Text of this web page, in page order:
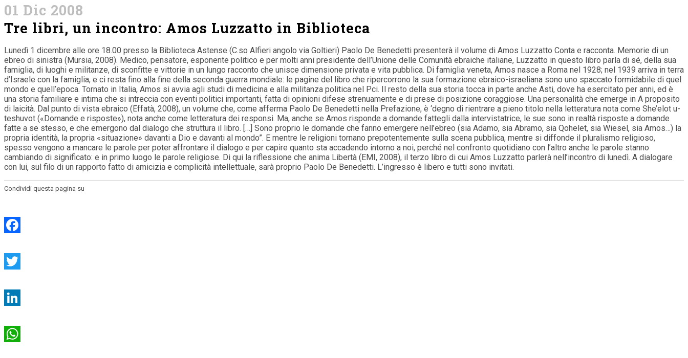
01 Dic 2008
Tre libri, un incontro: Amos Luzzatto in Biblioteca
Lunedì 1 dicembre alle ore 18.00 presso la Biblioteca Astense (C.so Alfieri angolo via Goltieri) Paolo De Benedetti presenterà il volume di Amos Luzzatto Conta e racconta. Memorie di un
ebreo di sinistra (Mursia, 2008). Medico, pensatore, esponente politico e per molti anni presidente dell’Unione delle Comunità ebraiche italiane, Luzzatto in questo libro parla di sé, della sua
famiglia, di luoghi e militanze, di sconfitte e vittorie in un lungo racconto che unisce dimensione privata e vita pubblica. Di famiglia veneta, Amos nasce a Roma nel 1928; nel 1939 arriva in terra
d’Israele con la famiglia, e ci resta fino alla fine della seconda guerra mondiale: le pagine del libro che ripercorrono la sua formazione ebraico-israeliana sono uno spaccato formidabile di quel
mondo e quell’epoca. Tornato in Italia, Amos si avvia agli studi di medicina e alla militanza politica nel Pci. Il resto della sua storia tocca in parte anche Asti, dove ha esercitato per anni, ed è
una storia familiare e intima che si intreccia con eventi politici importanti, fatta di opinioni difese strenuamente e di prese di posizione coraggiose. Una personalità che emerge in A proposito
di laicità. Dal punto di vista ebraico (Effatà, 2008), un volume che, come afferma Paolo De Benedetti nella Prefazione, è ‘degno di rientrare a pieno titolo nella letteratura nota come She’elot u-
teshuvot («Domande e risposte»), nota anche come letteratura dei responsi. Ma, anche se Amos risponde a domande fattegli dalla intervistatrice, le sue sono in realtà risposte a domande
fatte a se stesso, e che emergono dal dialogo che struttura il libro. […] Sono proprio le domande che fanno emergere nell’ebreo (sia Adamo, sia Abramo, sia Qohelet, sia Wiesel, sia Amos…) la
propria identità, la propria «situazione» davanti a Dio e davanti al mondo”. E mentre le religioni tornano prepotentemente sulla scena pubblica, mentre si diffonde il pluralismo religioso,
spesso vengono a mancare le parole per poter affrontare il dialogo e per capire quanto sta accadendo intorno a noi, perché nel confronto quotidiano con l’altro anche le parole stanno
cambiando di significato: e in primo luogo le parole religiose. Di qui la riflessione che anima Libertà (EMI, 2008), il terzo libro di cui Amos Luzzatto parlerà nell’incontro di lunedì. A dialogare
con lui, sul filo di un rapporto fatto di amicizia e complicità intellettuale, sarà proprio Paolo De Benedetti. L’ingresso è libero e tutti sono invitati.
Condividi questa pagina su